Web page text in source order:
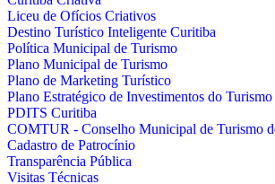
Liceu de Ofícios Criativos
Destino Turístico Inteligente Curitiba
Política Municipal de Turismo
Plano Municipal de Turismo
Plano de Marketing Turístico
Plano Estratégico de Investimentos do
PDITS Curitiba
COMTUR - Conselho Municipal de Turismo
Cadastro de Patrocínio
Transparência Pública
Visitas Técnicas